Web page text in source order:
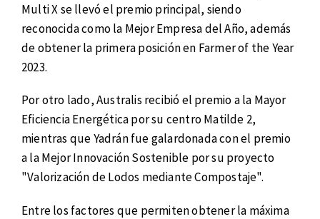
Multi X se llevó el premio principal, siendo
reconocida como la Mejor Empresa del Año, además
de obtener la primera posición en Farmer of the Year
2023.
Por otro lado, Australis recibió el premio a la Mayor
Eficiencia Energética por su centro Matilde 2,
mientras que Yadrán fue galardonada con el premio
a la Mejor Innovación Sostenible por su proyecto
"Valorización de Lodos mediante Compostaje".
Entre los factores que permiten obtener la máxima